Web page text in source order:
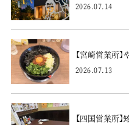
2026.07.14
2026.07.13
【宮崎営業所】
【四国営業所